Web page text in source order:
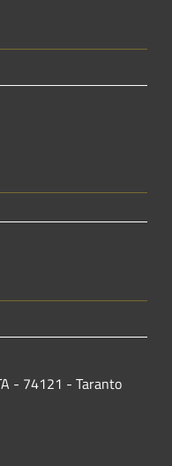
- 74121 - Taranto